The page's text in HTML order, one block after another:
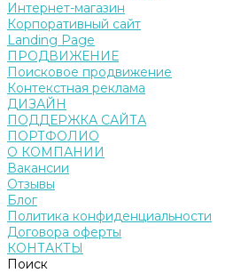
Интернет-магазин
Корпоративный сайт
Landing Page
ПРОДВИЖЕНИЕ
Поисковое продвижение
Контекстная реклама
ДИЗАЙН
ПОДДЕРЖКА САЙТА
ПОРТФОЛИО
О КОМПАНИИ
Вакансии
Отзывы
Блог
Политика конфиденциальности
Договора оферты
КОНТАКТЫ
Поиск